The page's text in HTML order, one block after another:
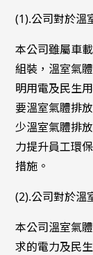
(1).公司對於溫
本公司雖屬車
組裝，溫室氣
明用電及民生
要溫室氣體排
少溫室氣體排
力提升員工環
措施。
(2).公司對於溫
本公司溫室氣
求的電力及民